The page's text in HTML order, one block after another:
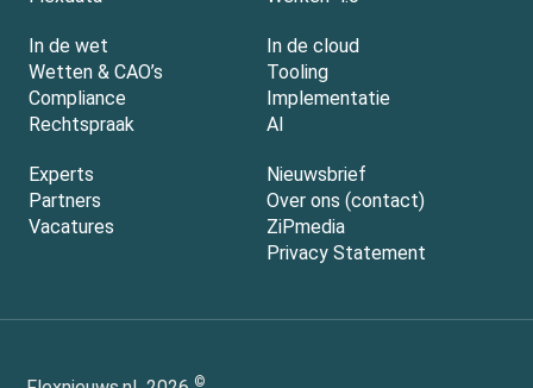
In de wet
Wetten & CAO’s
Compliance
Rechtspraak
In de cloud
Tooling
Implementatie
AI
Experts
Partners
Vacatures
Nieuwsbrief
Over ons (contact)
ZiPmedia
Privacy Statement
©